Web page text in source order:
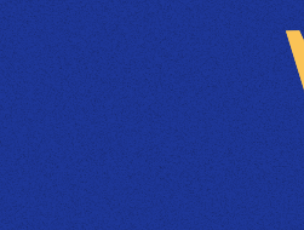
Вакансия
Проектный менеджер
в отдел бренд-
дизайна